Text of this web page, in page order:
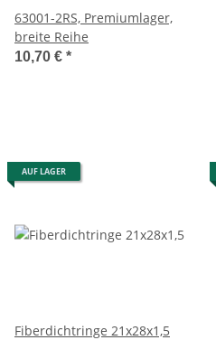
63001-2RS, Premiumlager,
breite Reihe
10,70 € *
AUF LAGER
Fiberdichtringe 21x28x1,5